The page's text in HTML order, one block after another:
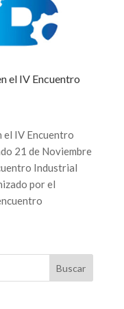
el IV Encuentro
el IV Encuentro
21 de Noviembre
Industrial
por el